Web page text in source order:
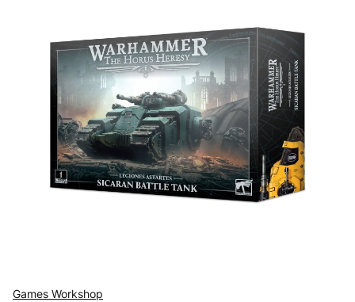
Games Workshop